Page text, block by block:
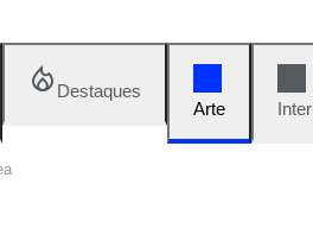
Destaques
Arte